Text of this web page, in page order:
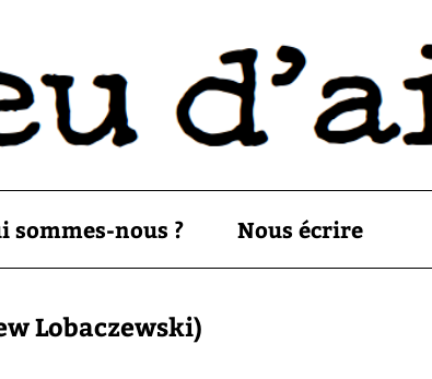
sommes-nous ? Nous écrire
Lobaczewski)